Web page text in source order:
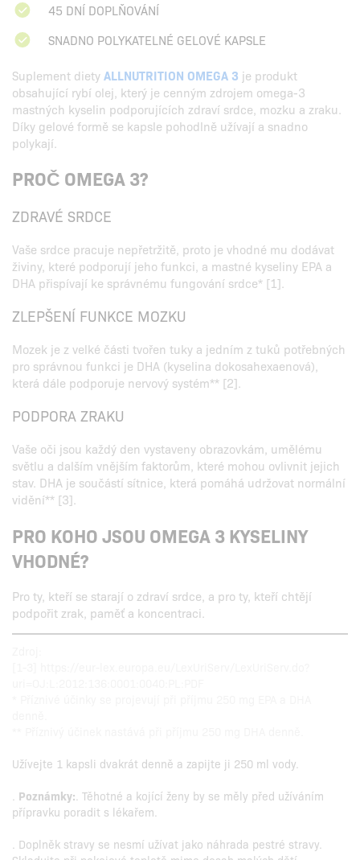
45 DNÍ DOPLŇOVÁNÍ
SNADNO POLYKATELNÉ GELOVÉ KAPSLE
Suplement dietyALLNUTRITION OMEGA 3 je produkt
obsahující rybí olej, který je cenným zdrojem omega-3
mastných kyselin podporujících zdraví srdce, mozku a zraku.
Díky gelové formě se kapsle pohodlně užívají a snadno
polykají.
PROČ OMEGA 3?
ZDRAVÉ SRDCE
Vaše srdce pracuje nepřetržitě, proto je vhodné mu dodávat
živiny, které podporují jeho funkci, a mastné kyseliny EPA a
DHA přispívají ke správnému fungování srdce* [1].
ZLEPŠENÍ FUNKCE MOZKU
Mozek je z velké části tvořen tuky a jedním z tuků potřebných
pro správnou funkci je DHA (kyselina dokosahexaenová),
která dále podporuje nervový systém** [2].
PODPORA ZRAKU
Vaše oči jsou každý den vystaveny obrazovkám, umělému
světlu a dalším vnějším faktorům, které mohou ovlivnit jejich
stav. DHA je součástí sítnice, která pomáhá udržovat normální
vidění** [3].
PRO KOHO JSOU OMEGA 3 KYSELINY
VHODNÉ?
Pro ty, kteří se starají o zdraví srdce, a pro ty, kteří chtějí
podpořit zrak, paměť a koncentraci.
Užívejte 1 kapsli dvakrát denně a zapijte ji 250 ml vody.
. Poznámky:. Těhotné a kojící ženy by se měly před užíváním
přípravku poradit s lékařem.
. Doplněk stravy se nesmí užívat jako náhrada pestré stravy.